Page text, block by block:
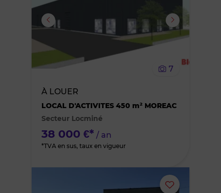
ou
supprimer
des
7
À LOUER
LOCAL D'ACTIVITES 450 m² MOREAC
Secteur Locminé
38 000 €* / an
*TVA en sus, taux en vigueur
Ajouter